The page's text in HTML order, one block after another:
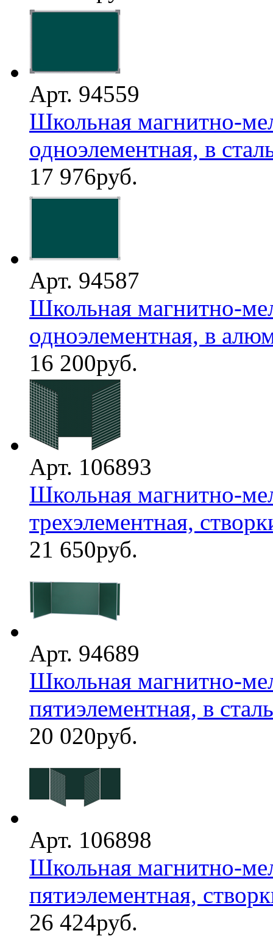
Арт. 94559
Школьная магнитно-
одноэлементная, в
17 976руб.
Арт. 94587
Школьная магнитно-
одноэлементная, в
16 200руб.
Арт. 106893
Школьная магнитно-
трехэлементная,
21 650руб.
Арт. 94689
Школьная магнитно-
пятиэлементная, в
20 020руб.
Арт. 106898
Школьная магнитно-
пятиэлементная,
26 424руб.